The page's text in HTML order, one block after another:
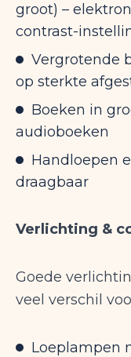
groot) –
contrast-
Vergrotende
op sterkte
Boeken in
audioboeken
Handloepen
draagbaar
Verlichting &
Goede
veel verschil
Loeplampen